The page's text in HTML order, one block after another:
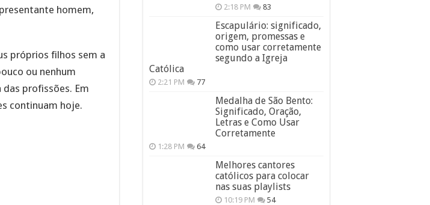
homem,
próprios filhos sem a
ou nenhum
profissões. Em
continuam hoje.
2:18 PM 83
Escapulário: significado,
origem, promessas e
como usar corretamente
segundo a Igreja
Católica
2:21 PM 77
Medalha de São Bento:
Significado, Oração,
Letras e Como Usar
Corretamente
1:28 PM 64
Melhores cantores
católicos para colocar
nas suas playlists
10:19 PM 54